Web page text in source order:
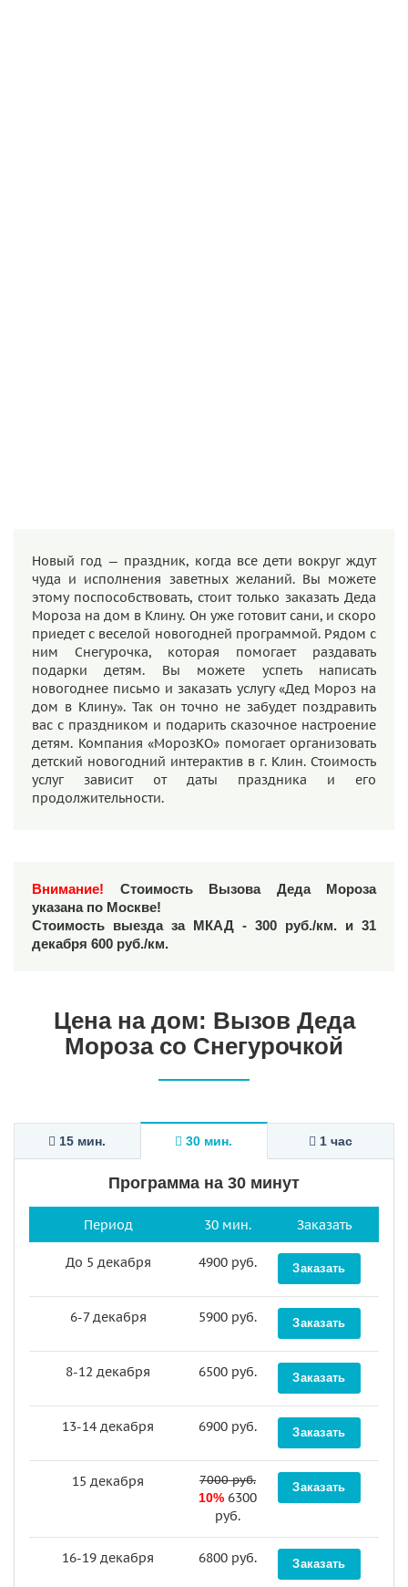
Новый год — праздник, когда все дети вокруг ждут
чуда и исполнения заветных желаний. Вы можете
этому поспособствовать, стоит только заказать Деда
Мороза на дом в Клину. Он уже готовит сани, и скоро
приедет с веселой новогодней программой. Рядом с
ним Снегурочка, которая помогает раздавать
подарки детям. Вы можете успеть написать
новогоднее письмо и заказать услугу «Дед Мороз на
дом в Клину». Так он точно не забудет поздравить
вас с праздником и подарить сказочное настроение
детям. Компания «МорозКО» помогает организовать
детский новогодний интерактив в г. Клин. Стоимость
услуг зависит от даты праздника и его
продолжительности.
Внимание! Стоимость Вызова Деда Мороза
указана по Москве!
Стоимость выезда за МКАД - 300 руб./км. и 31
декабря 600 руб./км.
Цена на дом: Вызов Деда
Мороза со Снегурочкой
15 мин. 30 мин. 1 час
Программа на 30 минут
Период 30 мин. Заказать
До 5 декабря 4900 руб.
6-7 декабря 5900 руб.
8-12 декабря 6500 руб.
13-14 декабря 6900 руб.
15 декабря 7000 руб.
10% 6300
руб.
16-19 декабря 6800 руб.